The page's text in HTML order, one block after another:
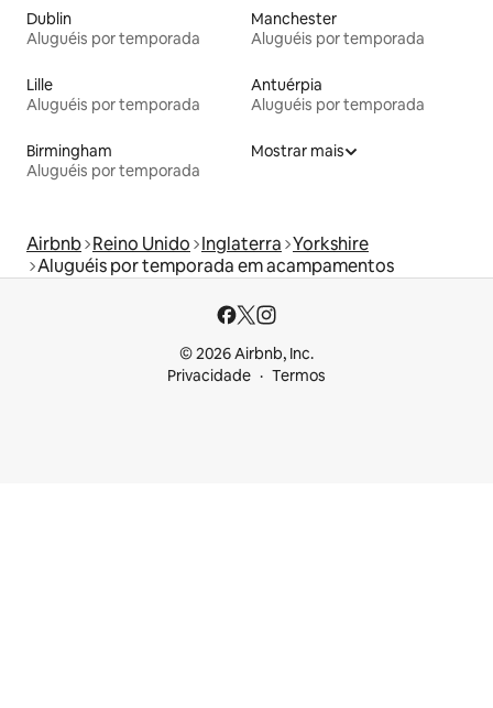
Dublin
Aluguéis por temporada
Manchester
Aluguéis por temporada
Lille
Aluguéis por temporada
Antuérpia
Aluguéis por temporada
Birmingham
Aluguéis por temporada
Mostrar mais
Airbnb Reino Unido Inglaterra Yorkshire
Aluguéis por temporada em acampamentos
© 2026 Airbnb, Inc.
Privacidade
Termos